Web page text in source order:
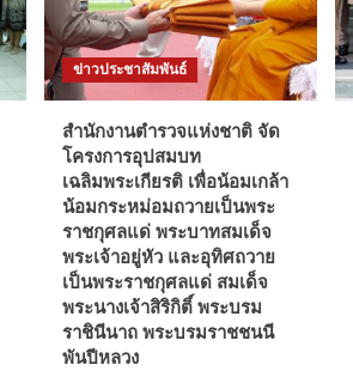
ข่าวประชาสัมพันธ์
สำนักงานตำรวจแห่งชาติ จัด
โครงการอุปสมบท
เฉลิมพระเกียรติ เพื่อน้อมเกล้า
น้อมกระหม่อมถวายเป็นพระ
ราชกุศลแด่ พระบาทสมเด็จ
พระเจ้าอยู่หัว และอุทิศถวาย
เป็นพระราชกุศลแด่ สมเด็จ
พระนางเจ้าสิริกิติ์ พระบรม
ราชินีนาถ พระบรมราชชนนี
พันปีหลวง